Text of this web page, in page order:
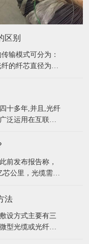
区别
输模式可分为：
。光纤的工作波
，0.85
十多年,并且,光纤
泛运用在互联
输,光纤已经成为
有着重要意义。
已经有三十多年
前发布报告称，
芯公里，光缆需求
的非理性市场现
里，光缆需求量
法
设方式主要有三
型光缆或光纤